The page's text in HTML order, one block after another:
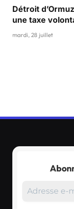
Détroit
une taxe
mardi, 28 juillet